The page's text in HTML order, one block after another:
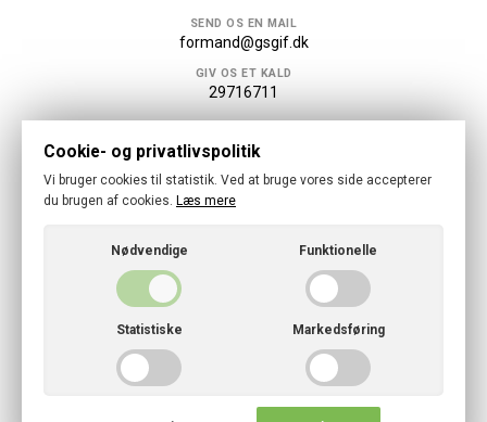
SEND OS EN MAIL
formand@gsgif.dk
GIV OS ET KALD
29716711
Følg os
© 2026 · Gundsølille Skytte, Gymnastik og Idrætsforening
Cookies- og privatlivspolitik
Cookie- og privatlivspolitik
Vi bruger cookies til statistik. Ved at bruge vores side accepterer
du brugen af cookies. Læs mere
Nødvendige Funktionelle
Statistiske Markedsføring